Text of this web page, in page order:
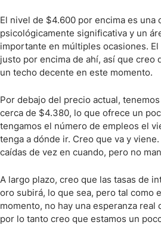
El nivel de $4.600 por encima es una
psicológicamente significativa y un
importante en múltiples ocasiones.
justo por encima de ahí, así que creo
un techo decente en este momento.
Por debajo del precio actual,
cerca de $4.380, lo que ofrece un
tengamos el número de empleos el
tenga a dónde ir. Creo que va y
caídas de vez en cuando, pero no
A largo plazo, creo que las tasas de
oro subirá, lo que sea, pero tal como
momento, no hay una esperanza real
por lo tanto creo que estamos un